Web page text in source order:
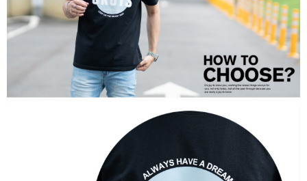
５．嚴禁一人註冊多個帳號或使用他人資訊註冊。若發現惡意使用之情形，
恩沛科技股份有限公司將有權停止該用戶之使用額度並採取法律行動。